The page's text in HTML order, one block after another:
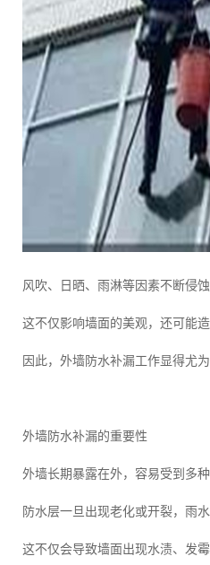
风吹、日晒、雨淋等因素不断侵
这不仅影响墙面的美观，还可能
因此，外墙防水补漏工作显得尤
外墙防水补漏的重要性
外墙长期暴露在外，容易受到多种
防水层一旦出现老化或开裂，雨
这不仅会导致墙面出现水渍、发